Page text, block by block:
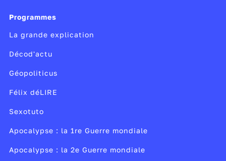
ambitions. En seconde générale et technologique,
découvrent également deux nouvelles matières :
Programmes
La grande explication
Décod'actu
Géopoliticus
Félix déLIRE
Sexotuto
Apocalypse : la 1re Guerre mondiale
Apocalypse : la 2e Guerre mondiale